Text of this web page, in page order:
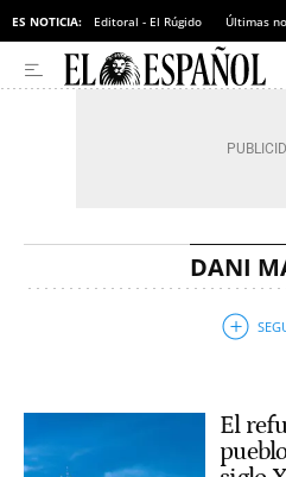
ES NOTICIA: Editoral - El Rúgido Últimas
DANI
El